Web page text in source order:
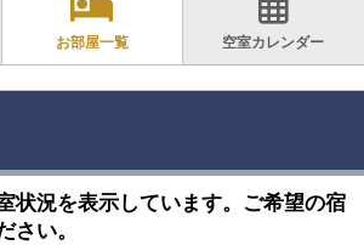
お部屋一覧 空室カレンダー
状況を表示しています。ご希望の宿
さい。